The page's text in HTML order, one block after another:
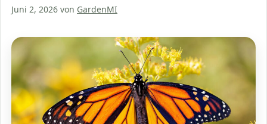
Juni 2, 2026 von GardenMI